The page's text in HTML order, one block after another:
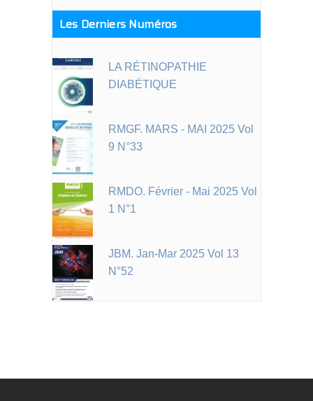
Les Derniers Numéros
LA RÉTINOPATHIE
DIABÉTIQUE
RMGF. MARS - MAI 2025 Vol
9 N°33
RMDO. Février - Mai 2025 Vol
1 N°1
JBM. Jan-Mar 2025 Vol 13
N°52